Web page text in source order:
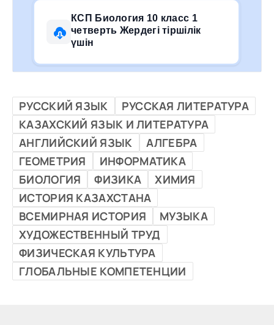
КСП Биология 10 класс 1
четверть Жердегі тіршілік
үшін
РУССКИЙ ЯЗЫК
РУССКАЯ ЛИТЕРАТУРА
КАЗАХСКИЙ ЯЗЫК И ЛИТЕРАТУРА
АНГЛИЙСКИЙ ЯЗЫК
АЛГЕБРА
ГЕОМЕТРИЯ
ИНФОРМАТИКА
БИОЛОГИЯ
ФИЗИКА
ХИМИЯ
ИСТОРИЯ КАЗАХСТАНА
ВСЕМИРНАЯ ИСТОРИЯ
МУЗЫКА
ХУДОЖЕСТВЕННЫЙ ТРУД
ФИЗИЧЕСКАЯ КУЛЬТУРА
ГЛОБАЛЬНЫЕ КОМПЕТЕНЦИИ